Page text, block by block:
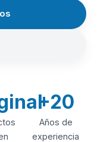
+20
Años de
experiencia